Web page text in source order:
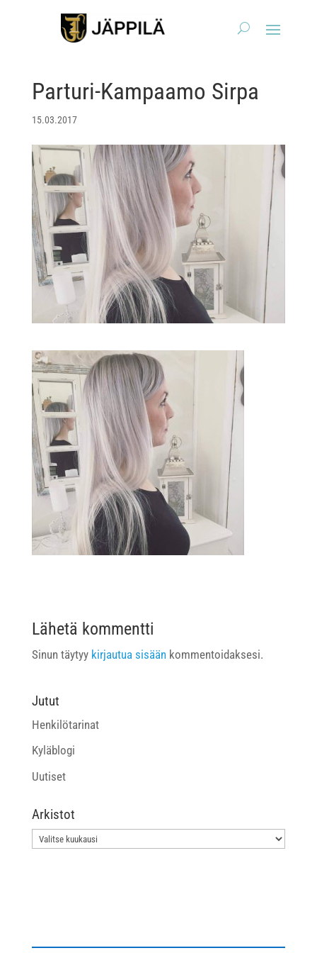
Parturi-Kampaamo Sirpa
15.03.2017
Lähetä kommentti
Sinun täytyy kirjautua sisäänkommentoidaksesi.
Jutut
Henkilötarinat
Kyläblogi
Uutiset
Arkistot
Arkistot